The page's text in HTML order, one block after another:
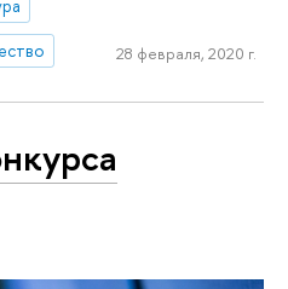
28 февраля, 2020 г.